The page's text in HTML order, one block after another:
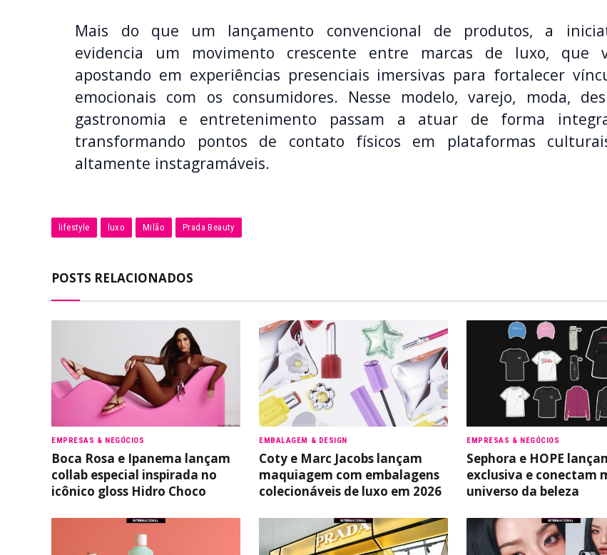
Mais do que um lançamento convencional de produtos, a
evidencia um movimento crescente entre marcas de luxo, que
apostando em experiências presenciais imersivas para fortalecer
emocionais com os consumidores. Nesse modelo, varejo, moda,
gastronomia e entretenimento passam a atuar de forma
transformando pontos de contato físicos em plataformas
altamente instagramáveis.
lifestyle luxo Milão Prada Beauty
POSTS RELACIONADOS
EMPRESAS & NEGÓCIOS
Boca Rosa e Ipanema lançam
collab especial inspirada no
icônico gloss Hidro Choco
EMBALAGEM & DESIGN
Coty e Marc Jacobs lançam
maquiagem com embalagens
colecionáveis de luxo em 2026
EMPRESAS & NEGÓCIOS
Sephora e HOPE
exclusiva e conectam
universo da beleza